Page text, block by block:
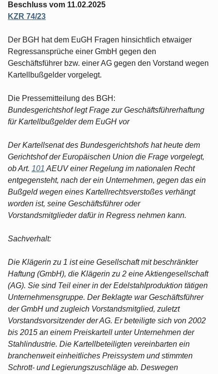
Beschluss vom 11.02.2025
KZR 74/23
Der BGH hat dem EuGH Fragen hinsichtlich etwaiger
Regressansprüche einer GmbH gegen den
Geschäftsführer bzw. einer AG gegen den Vorstand wegen
Kartellbußgelder vorgelegt.
Die Pressemitteilung des BGH:
Bundesgerichtshof legt Frage zur Geschäftsführerhaftung
für Kartellbußgelder dem EuGH vor
Der Kartellsenat des Bundesgerichtshofs hat heute dem
Gerichtshof der Europäischen Union die Frage vorgelegt,
ob Art. 101 AEUV einer Regelung im nationalen Recht
entgegensteht, nach der ein Unternehmen, gegen das ein
Bußgeld wegen eines Kartellrechtsverstoßes verhängt
worden ist, seine Geschäftsführer oder
Vorstandsmitglieder dafür in Regress nehmen kann.
Sachverhalt:
Die Klägerin zu 1 ist eine Gesellschaft mit beschränkter
Haftung (GmbH), die Klägerin zu 2 eine Aktiengesellschaft
(AG). Sie sind Teil einer in der Edelstahlproduktion tätigen
Unternehmensgruppe. Der Beklagte war Geschäftsführer
der GmbH und zugleich Vorstandsmitglied, zuletzt
Vorstandsvorsitzender der AG. Er beteiligte sich von 2002
bis 2015 an einem Preiskartell unter Unternehmen der
Stahlindustrie. Die Kartellbeteiligten vereinbarten ein
branchenweit einheitliches Preissystem und stimmten
Schrott- und Legierungszuschläge ab. Deswegen